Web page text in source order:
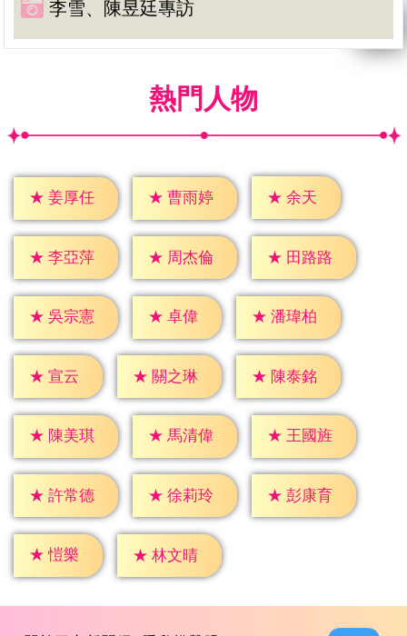
李雪、陳昱廷專訪
熱門人物
★ 姜厚任 ★ 曹雨婷 ★ 余天
★ 李亞萍 ★ 周杰倫 ★ 田路路
★ 吳宗憲 ★ 卓偉 ★ 潘瑋柏
★ 宣云 ★ 關之琳 ★ 陳泰銘
★ 陳美琪 ★ 馬清偉 ★ 王國旌
★ 許常德 ★ 徐莉玲 ★ 彭康育
★ 愷樂 ★ 林文晴